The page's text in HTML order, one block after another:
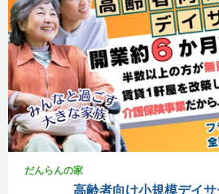
だんらんの家
高齢者向け小規模デイ